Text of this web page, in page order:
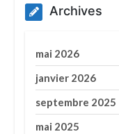
Archives
mai 2026
janvier 2026
septembre 2025
mai 2025